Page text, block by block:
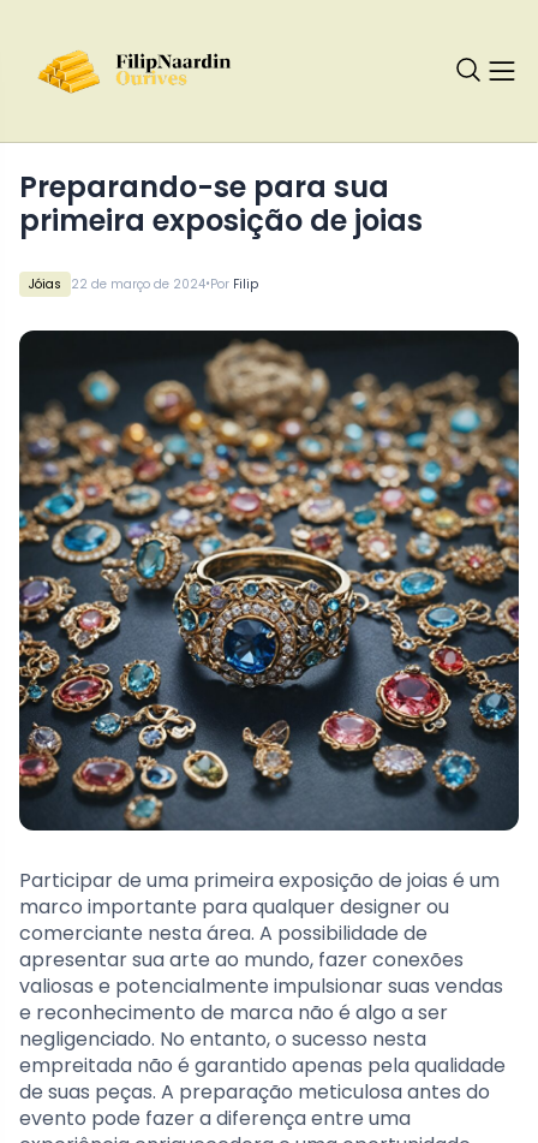
Jóias 22 de março de 2024•Por Filip
Preparando-se para sua
primeira exposição de joias
Participar de uma primeira exposição de joias é um
marco importante para qualquer designer ou
comerciante nesta área. A possibilidade de
apresentar sua arte ao mundo, fazer conexões
valiosas e potencialmente impulsionar suas vendas
e reconhecimento de marca não é algo a ser
negligenciado. No entanto, o sucesso nesta
empreitada não é garantido apenas pela qualidade
de suas peças. A preparação meticulosa antes do
evento pode fazer a diferença entre uma